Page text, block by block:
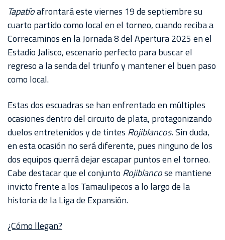
CHIVASTV
ESTADIO
AKRON
TOUR
ESTADIO
AKRON
Tapatíoafrontará este viernes 19 de septiembre su
cuarto partido como local en el torneo, cuando reciba a
Correcaminos en la Jornada 8 del Apertura 2025 en el
Estadio Jalisco, escenario perfecto para buscar el
regreso a la senda del triunfo y mantener el buen paso
como local.
Estas dos escuadras se han enfrentado en múltiples
ocasiones dentro del circuito de plata, protagonizando
duelos entretenidos y de tintes Rojiblancos.Sin duda,
en esta ocasión no será diferente, pues ninguno de los
dos equipos querrá dejar escapar puntos en el torneo.
Cabe destacar que el conjunto Rojiblancose mantiene
invicto frente a los Tamaulipecos a lo largo de la
historia de la Liga de Expansión.
¿Cómo llegan?